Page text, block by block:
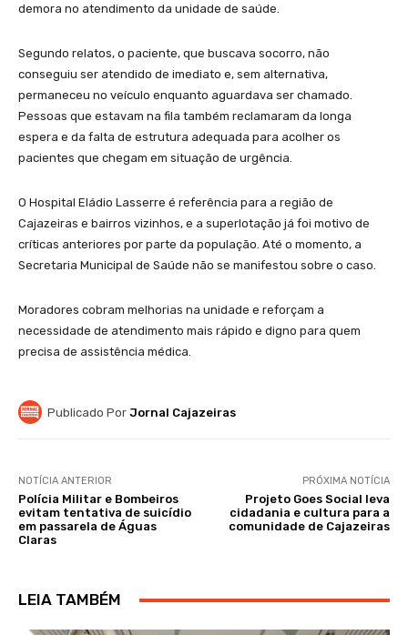
demora no atendimento da unidade de saúde.
Segundo relatos, o paciente, que buscava socorro, não
conseguiu ser atendido de imediato e, sem alternativa,
permaneceu no veículo enquanto aguardava ser chamado.
Pessoas que estavam na fila também reclamaram da longa
espera e da falta de estrutura adequada para acolher os
pacientes que chegam em situação de urgência.
O Hospital Eládio Lasserre é referência para a região de
Cajazeiras e bairros vizinhos, e a superlotação já foi motivo de
críticas anteriores por parte da população. Até o momento, a
Secretaria Municipal de Saúde não se manifestou sobre o caso.
Moradores cobram melhorias na unidade e reforçam a
necessidade de atendimento mais rápido e digno para quem
precisa de assistência médica.
Publicado Por Jornal Cajazeiras
NOTÍCIA ANTERIOR
Polícia Militar e Bombeiros
evitam tentativa de suicídio
em passarela de Águas
Claras
PRÓXIMA NOTÍCIA
Projeto Goes Social leva
cidadania e cultura para a
comunidade de Cajazeiras
LEIA TAMBÉM